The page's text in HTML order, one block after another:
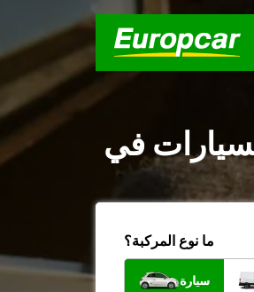
ما نوع المركبة؟
سيارة